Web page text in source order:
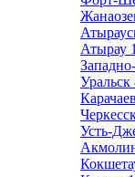
Атырау
Уральск
Усть-